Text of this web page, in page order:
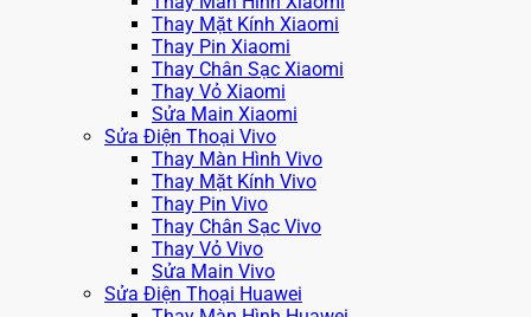
Thay Mặt Kính Xiaomi
Thay Pin Xiaomi
Thay Chân Sạc Xiaomi
Thay Vỏ Xiaomi
Sửa Main Xiaomi
Sửa Điện Thoại Vivo
Thay Màn Hình Vivo
Thay Mặt Kính Vivo
Thay Pin Vivo
Thay Chân Sạc Vivo
Thay Vỏ Vivo
Sửa Main Vivo
Sửa Điện Thoại Huawei